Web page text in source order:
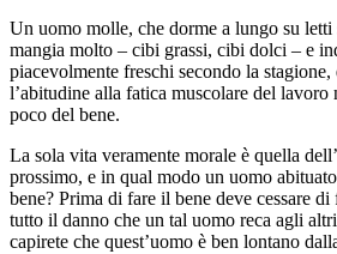
Un uomo molle, che dorme a lungo su
mangia molto – cibi grassi, cibi dolci – e
piacevolmente freschi secondo la
l’abitudine alla fatica muscolare del lavoro
poco del bene.
La sola vita veramente morale è quella
prossimo, e in qual modo un uomo
bene? Prima di fare il bene deve cessare
tutto il danno che un tal uomo reca agli
capirete che quest’uomo è ben lontano